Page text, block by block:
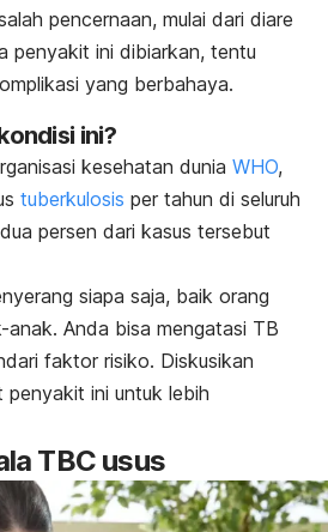
pencernaan, mulai dari diare
penyakit ini dibiarkan, tentu
yang berbahaya.
ini?
kesehatan dunia WHO,
tuberkulosis per tahun di seluruh
persen dari kasus tersebut
siapa saja, baik orang
anak. Anda bisa mengatasi TB
faktor risiko. Diskusikan
ini untuk lebih
TBC usus